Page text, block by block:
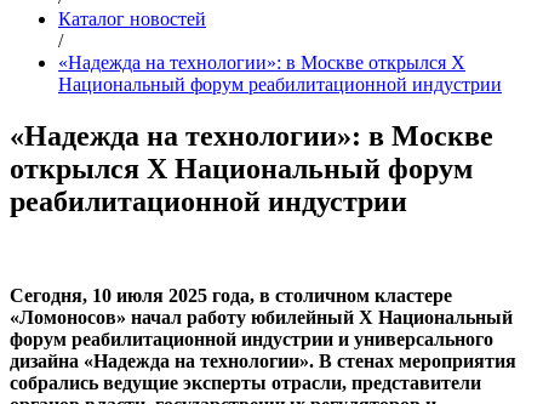
Каталог новостей
/
«Надежда на технологии»: в Москве открылся X
Национальный форум реабилитационной индустрии
«Надежда на технологии»: в Москве
открылся X Национальный форум
реабилитационной индустрии
Сегодня, 10 июля 2025 года, в столичном кластере
«Ломоносов» начал работу юбилейный X Национальный
форум реабилитационной индустрии и универсального
дизайна «Надежда на технологии». В стенах мероприятия
собрались ведущие эксперты отрасли, представители